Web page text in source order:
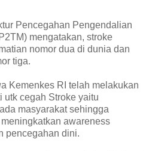
Pencegahan Pengendalian
mengatakan, stroke
nomor dua di dunia dan
tiga.
Kemenkes RI telah melakukan
utk cegah Stroke yaitu
masyarakat sehingga
awareness
pencegahan dini.